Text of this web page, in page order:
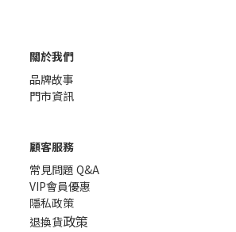
關於我們
品牌故事
門市資訊
顧客服務
常見問題 Q&A
VIP會員優惠
隱私政策
退換貨政策